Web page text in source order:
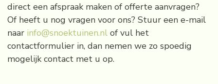
direct een afspraak maken of offerte aanvragen?
Of heeft u nog vragen voor ons? Stuur een e-mail
naar info@snoektuinen.nl of vul het
contactformulier in, dan nemen we zo spoedig
mogelijk contact met u op.